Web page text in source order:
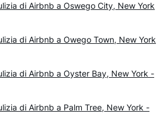
di Airbnb a Oswego City, New York
di Airbnb a Owego Town, New York
di Airbnb a Oyster Bay, New York -
di Airbnb a Palm Tree, New York -